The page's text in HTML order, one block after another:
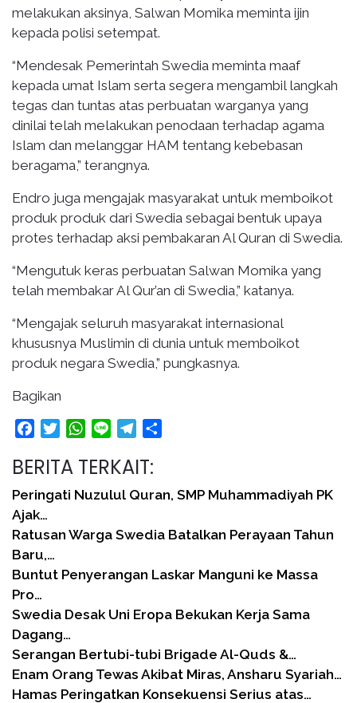
melakukan aksinya, Salwan Momika meminta ijin
kepada polisi setempat.
“Mendesak Pemerintah Swedia meminta maaf
kepada umat Islam serta segera mengambil langkah
tegas dan tuntas atas perbuatan warganya yang
dinilai telah melakukan penodaan terhadap agama
Islam dan melanggar HAM tentang kebebasan
beragama,” terangnya.
Endro juga mengajak masyarakat untuk memboikot
produk produk dari Swedia sebagai bentuk upaya
protes terhadap aksi pembakaran Al Quran di Swedia.
“Mengutuk keras perbuatan Salwan Momika yang
telah membakar Al Qur’an di Swedia,” katanya.
“Mengajak seluruh masyarakat internasional
khususnya Muslimin di dunia untuk memboikot
produk negara Swedia,” pungkasnya.
Bagikan
FacebookTwitterWhatsApp
Line Telegram
BERITA TERKAIT:
Peringati Nuzulul Quran, SMP Muhammadiyah PK
Ajak…
Ratusan Warga Swedia Batalkan Perayaan Tahun
Baru,…
Buntut Penyerangan Laskar Manguni ke Massa
Pro…
Swedia Desak Uni Eropa Bekukan Kerja Sama
Dagang…
Serangan Bertubi-tubi Brigade Al-Quds &…
Enam Orang Tewas Akibat Miras, Ansharu Syariah…
Hamas Peringatkan Konsekuensi Serius atas…